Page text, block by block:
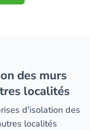
localités
d'isolation des
localités